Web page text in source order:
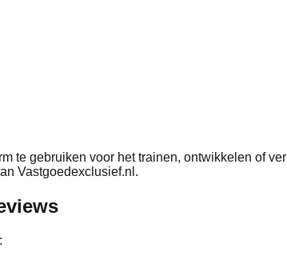
te gebruiken voor het trainen, ontwikkelen of
Vastgoedexclusief.nl.